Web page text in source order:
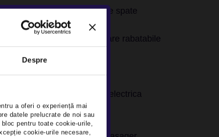
Despre
a oferi o experiență mai
datele prelucrate de noi sau
pentru toate cookie-urile,
cookie-urile necesare,
Senzori parcare spate
Oglinzi exterioare rabatabile
Stopuri LED
Frana parcare electrica
ESP
×